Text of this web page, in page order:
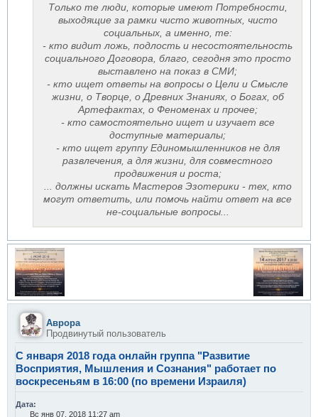
Только те люди, которые имеют Потребности,
выходящие за рамки чисто животных, чисто
социальных, а именно, те:
- кто видит ложь, подлость и несостоятельность
социального Договора, благо, сегодня это просто
выставлено на показ в СМИ;
- кто ищет ответы на вопросы о Цели и Смысле
жизни, о Творце, о Древних Знаниях, о Богах, об
Артефактах, о Феноменах и прочее;
- кто самостоятельно ищет и изучает все
доступные материалы;
- кто ищет группу Единомышленников не для
развлечения, а для жизни, для совместного
продвижения и роста;
... должны искать Мастеров Эзотерики - тех, кто
могут ответить, или помочь найти ответ на все
не-социальные вопросы...
Аврора
Продвинутый пользователь
С января 2018 года онлайн группа "Развитие
Восприятия, Мышления и Сознания" работает по
воскресеньям в 16:00 (по времени Израиля)
Дата:
Вс янв 07, 2018 11:27 am